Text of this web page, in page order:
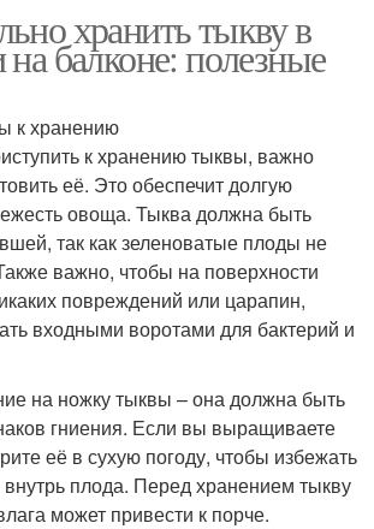
хранить тыкву в
на балконе: полезные
к хранению
к хранению тыквы, важно
её. Это обеспечит долгую
овоща. Тыква должна быть
так как зеленоватые плоды не
важно, чтобы на поверхности
повреждений или царапин,
входными воротами для бактерий и
на ножку тыквы – она должна быть
гниения. Если вы выращиваете
её в сухую погоду, чтобы избежать
плода. Перед хранением тыкву
может привести к порче.